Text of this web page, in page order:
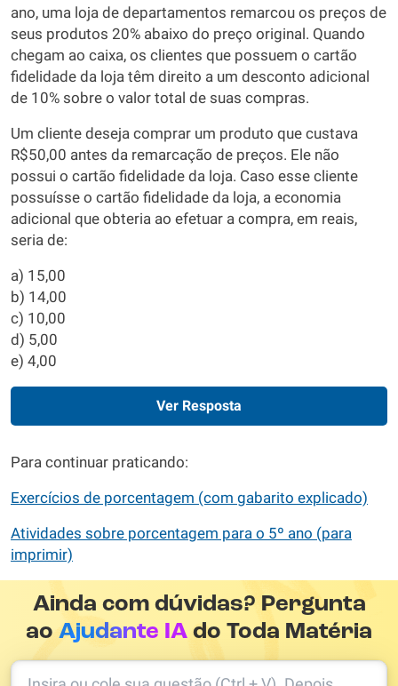
ano, uma loja de departamentos remarcou os preços de
seus produtos 20% abaixo do preço original. Quando
chegam ao caixa, os clientes que possuem o cartão
fidelidade da loja têm direito a um desconto adicional
de 10% sobre o valor total de suas compras.
Um cliente deseja comprar um produto que custava
R$50,00 antes da remarcação de preços. Ele não
possui o cartão fidelidade da loja. Caso esse cliente
possuísse o cartão fidelidade da loja, a economia
adicional que obteria ao efetuar a compra, em reais,
seria de:
a) 15,00
b) 14,00
c) 10,00
d) 5,00
e) 4,00
Ver Resposta
Para continuar praticando:
Exercícios de porcentagem (com gabarito explicado)
Atividades sobre porcentagem para o 5º ano (para
imprimir)
Ainda com dúvidas? Pergunta
aoAjudante IA do Toda Matéria